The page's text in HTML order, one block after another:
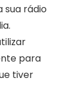
sua rádio
para
tiver